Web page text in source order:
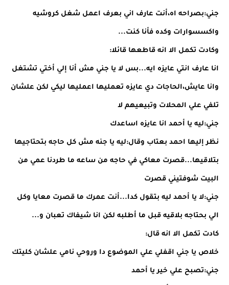
جني:بصراحه اه،أنت عارف اني بعرف اعمل شغل كروشيه
واكسسوارات وكده فأنا كنت...
وكادت تكمل الا انه قاطعها قائلا:
انا عارف انتي عايزه ايه...بس لا يا جني مش أنا إلي أختي تشتغل
وانا عايش،الحاجات دي عايزه تعمليها اعمليها ليكي لكن علشان
تلفي علي المحلات وتبيعيهم لا
جني:ليه يا أحمد انا عايزه اساعدك
نظر إليها احمد بعتاب وقال:ليه يا جنه مش كل حاجه بتحتاجيها
بتلاقيها...قصرت معاكي في حاجه من ساعه ما طردنا عمي من
البيت شوفتيني قصرت
جني:لا يا أحمد ليه بتقول كدا...أنت عمرك ما قصرت معايا وكل
الي بحتاجه بلاقيه قبل ما أطلبه لكن انا شيفاك تعبان و...
كادت تكمل الا انه قال:
خلاص يا جني اقفلي علي الموضوع دا وروحي نامي علشان كليتك
جني:تصبح علي خير يا أحمد